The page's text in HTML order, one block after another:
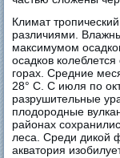
Климат
различиями.
максимумом
осадков
горах. Средние
28° С. С июля по
разрушительные
плодородные
районах
леса. Среди дикой
акватория